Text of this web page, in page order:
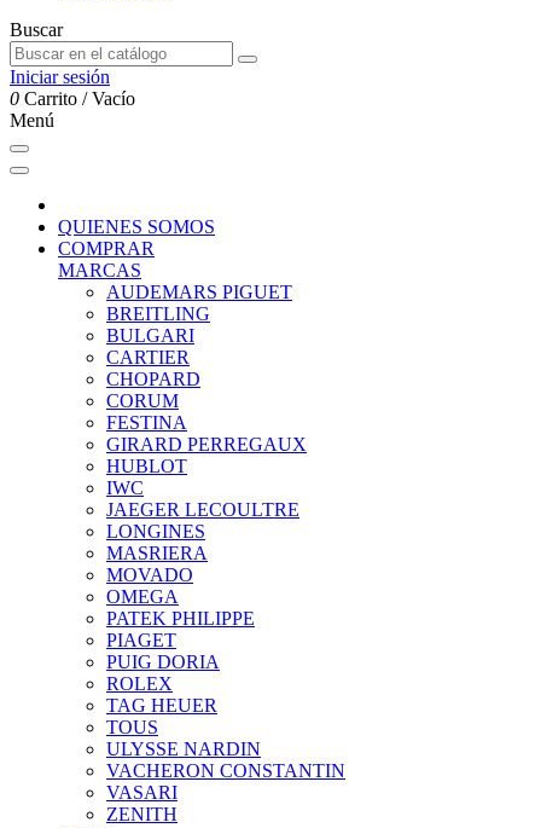
Buscar
Iniciar sesión
0 Carrito /Vacío
Menú
QUIENES SOMOS
COMPRAR
MARCAS
AUDEMARS PIGUET
BREITLING
BULGARI
CARTIER
CHOPARD
CORUM
FESTINA
GIRARD PERREGAUX
HUBLOT
IWC
JAEGER LECOULTRE
LONGINES
MASRIERA
MOVADO
OMEGA
PATEK PHILIPPE
PIAGET
PUIG DORIA
ROLEX
TAG HEUER
TOUS
ULYSSE NARDIN
VACHERON CONSTANTIN
VASARI
ZENITH